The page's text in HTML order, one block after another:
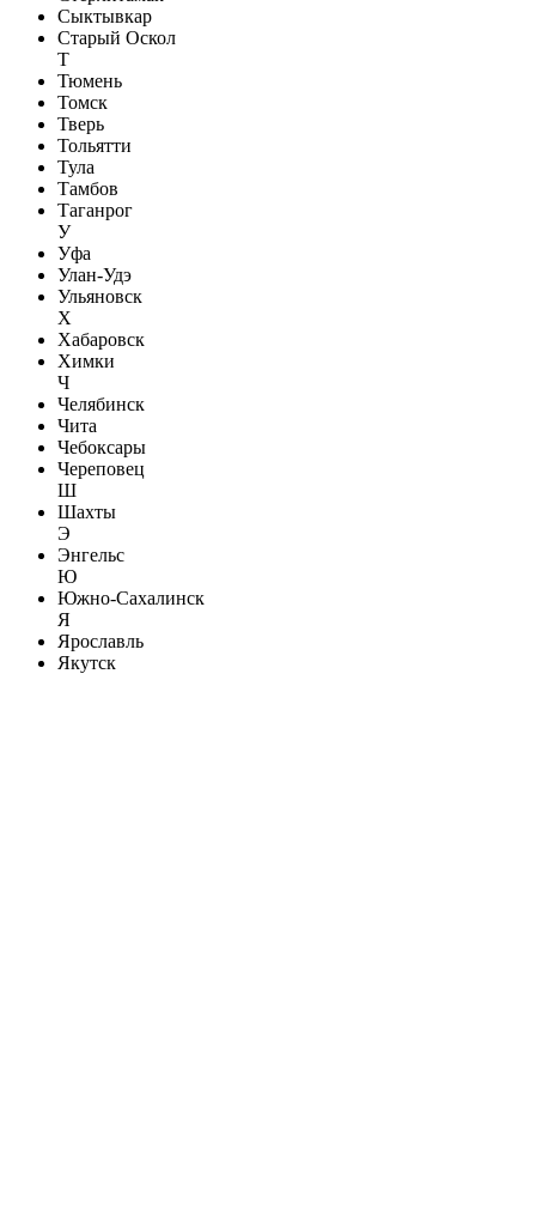
Сыктывкар
Старый Оскол
Т
Тюмень
Томск
Тверь
Тольятти
Тула
Тамбов
Таганрог
У
Уфа
Улан-Удэ
Ульяновск
Х
Хабаровск
Химки
Ч
Челябинск
Чита
Чебоксары
Череповец
Ш
Шахты
Э
Энгельс
Ю
Южно-Сахалинск
Я
Ярославль
Якутск